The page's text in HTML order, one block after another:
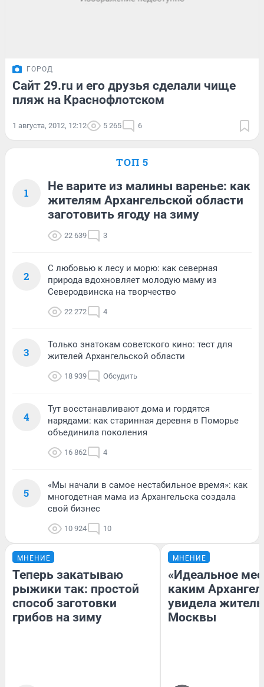
ГОРОД
Сайт 29.ru и его друзья сделали чище
пляж на Краснофлотском
1 августа, 2012, 12:12 5 265 6
ТОП 5
1
Не варите из малины варенье: как
жителям Архангельской области
заготовить ягоду на зиму
22 639 3
2
С любовью к лесу и морю: как северная
природа вдохновляет молодую маму из
Северодвинска на творчество
22 272 4
3
Только знатокам советского кино: тест для
жителей Архангельской области
18 939 Обсудить
4
Тут восстанавливают дома и гордятся
нарядами: как старинная деревня в Поморье
объединила поколения
16 862 4
5
«Мы начали в самое нестабильное время»: как
многодетная мама из Архангельска создала
свой бизнес
10 924 10
МНЕНИЕ
Теперь закатываю
рыжики так: простой
способ заготовки
грибов на зиму
МНЕНИЕ
«Идеальное
каким
увидела
Москвы